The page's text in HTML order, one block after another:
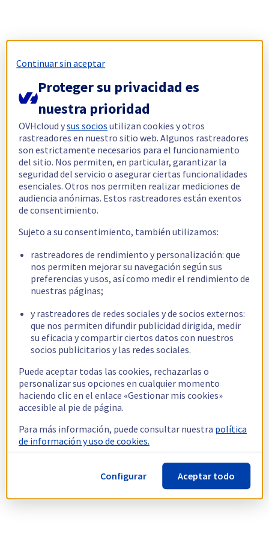
Continuar sin aceptar
Proteger su privacidad es
nuestra prioridad
OVHcloud ysus socios utilizan cookies y otros
rastreadores en nuestro sitio web. Algunos rastreadores
son estrictamente necesarios para el funcionamiento
del sitio. Nos permiten, en particular, garantizar la
seguridad del servicio o asegurar ciertas funcionalidades
esenciales. Otros nos permiten realizar mediciones de
audiencia anónimas. Estos rastreadores están exentos
de consentimiento.
Sujeto a su consentimiento, también utilizamos:
rastreadores de rendimiento y personalización: que
nos permiten mejorar su navegación según sus
preferencias y usos, así como medir el rendimiento de
nuestras páginas;
y rastreadores de redes sociales y de socios externos:
que nos permiten difundir publicidad dirigida, medir
su eficacia y compartir ciertos datos con nuestros
socios publicitarios y las redes sociales.
Puede aceptar todas las cookies, rechazarlas o
personalizar sus opciones en cualquier momento
haciendo clic en el enlace «Gestionar mis cookies»
accesible al pie de página.
Para más información, puede consultar nuestra política
de información y uso de cookies.
Configurar Aceptar todo